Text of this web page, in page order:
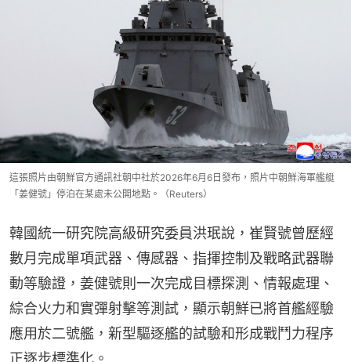
這張照片由朝鮮官方通訊社朝中社於2026年6月6日發布，照片中朝鮮海軍艦艇
「姜健號」停泊在某處未公開地點。（Reuters）
韓國統一研究院高級研究委員洪珉說，崔賢號曾歷經
數月完成單項武器、傳感器、指揮控制及戰略武器聯
動等驗證，姜健號則一次完成目標探測、情報處理、
綜合火力和實彈射擊等測試，顯示朝鮮已將首艦經驗
應用於二號艦，新型驅逐艦的試驗和形成戰鬥力程序
正逐步標準化。